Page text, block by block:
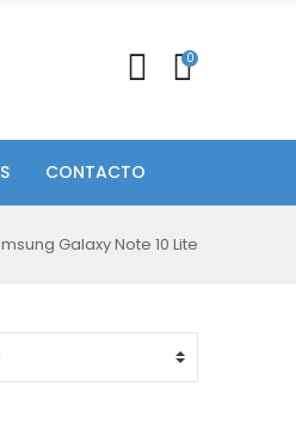
0
CONTACTO
Galaxy Note 10 Lite